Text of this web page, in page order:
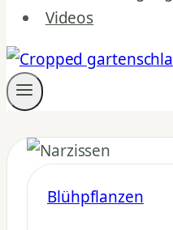
Videos
Blühpflanzen